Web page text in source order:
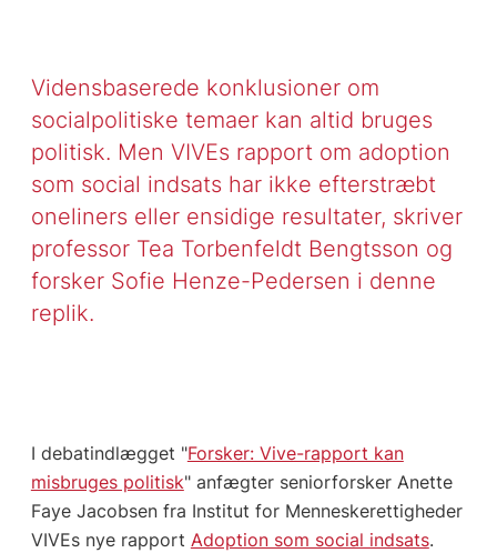
Vidensbaserede konklusioner om
socialpolitiske temaer kan altid bruges
politisk. Men VIVEs rapport om adoption
som social indsats har ikke efterstræbt
oneliners eller ensidige resultater, skriver
professor Tea Torbenfeldt Bengtsson og
forsker Sofie Henze-Pedersen i denne
replik.
I debatindlægget "Forsker: Vive-rapport kan
misbruges politisk" anfægter seniorforsker Anette
Faye Jacobsen fra Institut for Menneskerettigheder
VIVEs nye rapport Adoption som social indsats.